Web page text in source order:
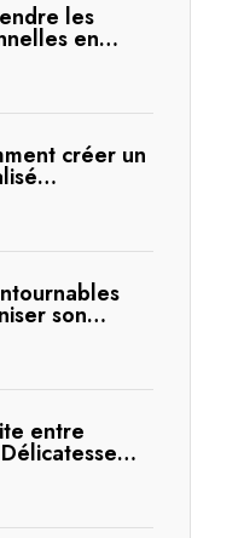
les
en…
créer un
son…
entre